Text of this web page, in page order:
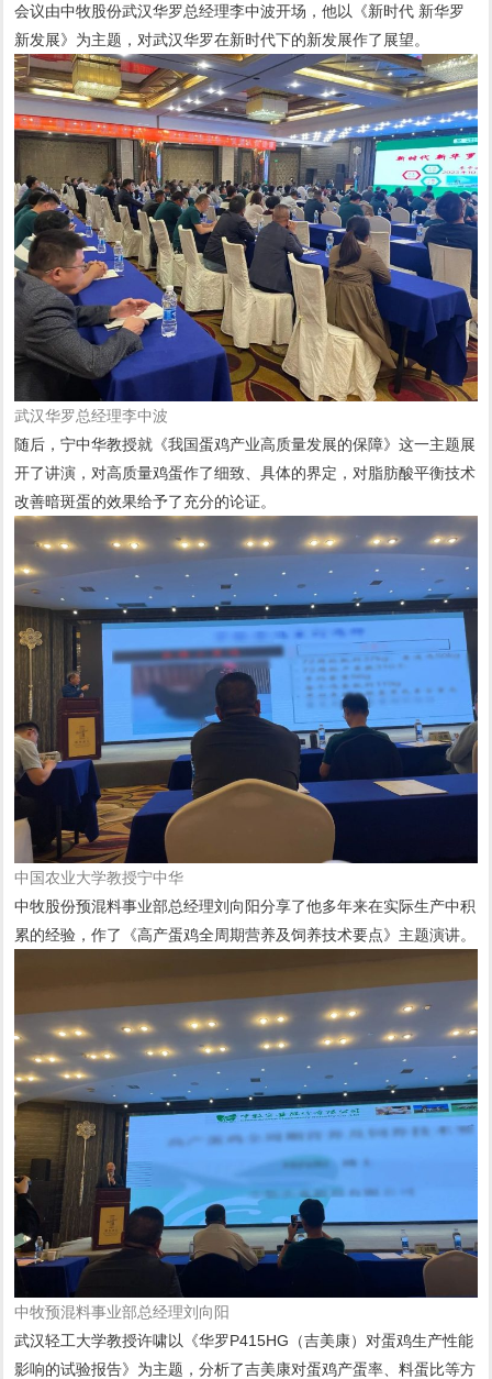
会议由中牧股份武汉华罗总经理李中波开场，他以《新时代 新华罗
新发展》为主题，对武汉华罗在新时代下的新发展作了展望。
武汉华罗总经理李中波
随后，宁中华教授就《我国蛋鸡产业高质量发展的保障》这一主题展
开了讲演，对高质量鸡蛋作了细致、具体的界定，对脂肪酸平衡技术
改善暗斑蛋的效果给予了充分的论证。
中国农业大学教授宁中华
中牧股份预混料事业部总经理刘向阳分享了他多年来在实际生产中积
累的经验，作了《高产蛋鸡全周期营养及饲养技术要点》主题演讲。
中牧预混料事业部总经理刘向阳
武汉轻工大学教授许啸以《华罗P415HG（吉美康）对蛋鸡生产性能
影响的试验报告》为主题，分析了吉美康对蛋鸡产蛋率、料蛋比等方